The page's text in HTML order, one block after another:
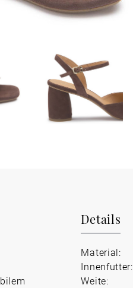
Details
Material:
Innenfutter:
Weite: